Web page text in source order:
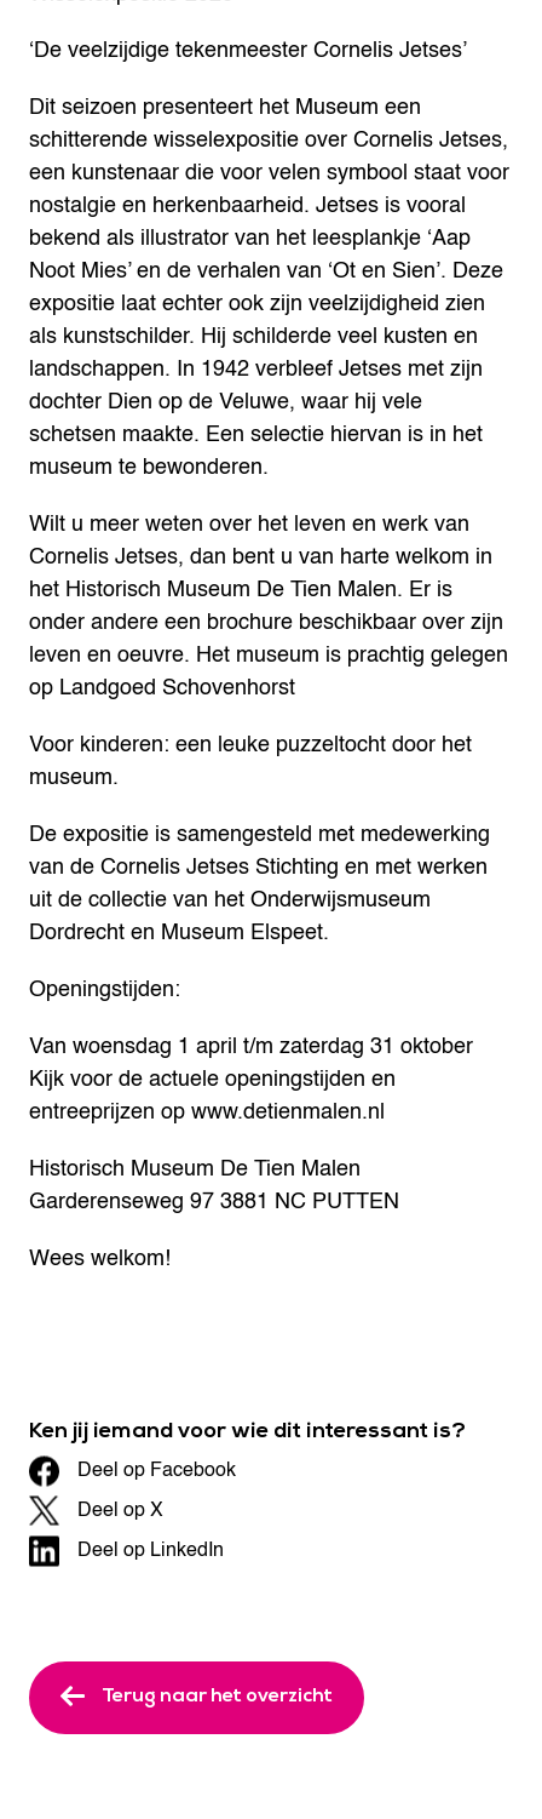
‘De veelzijdige tekenmeester Cornelis Jetses’
Dit seizoen presenteert het Museum een
schitterende wisselexpositie over Cornelis Jetses,
een kunstenaar die voor velen symbool staat voor
nostalgie en herkenbaarheid. Jetses is vooral
bekend als illustrator van het leesplankje ‘Aap
Noot Mies’ en de verhalen van ‘Ot en Sien’. Deze
expositie laat echter ook zijn veelzijdigheid zien
als kunstschilder. Hij schilderde veel kusten en
landschappen. In 1942 verbleef Jetses met zijn
dochter Dien op de Veluwe, waar hij vele
schetsen maakte. Een selectie hiervan is in het
museum te bewonderen.
Wilt u meer weten over het leven en werk van
Cornelis Jetses, dan bent u van harte welkom in
het Historisch Museum De Tien Malen. Er is
onder andere een brochure beschikbaar over zijn
leven en oeuvre. Het museum is prachtig gelegen
op Landgoed Schovenhorst
Voor kinderen: een leuke puzzeltocht door het
museum.
De expositie is samengesteld met medewerking
van de Cornelis Jetses Stichting en met werken
uit de collectie van het Onderwijsmuseum
Dordrecht en Museum Elspeet.
Openingstijden:
Van woensdag 1 april t/m zaterdag 31 oktober
Kijk voor de actuele openingstijden en
entreeprijzen op www.detienmalen.nl
Historisch Museum De Tien Malen
Garderenseweg 973881 NC PUTTEN
Wees welkom!
Ken jij iemand voor wie dit interessant is?
Deel op Facebook
Deel op X
Deel op LinkedIn
Terug naar het overzicht